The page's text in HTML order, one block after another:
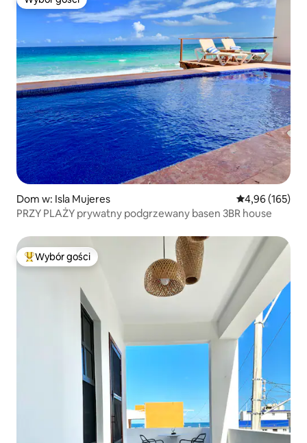
Wybór gości
Dom w: Isla Mujeres Średnia
4,96 (165)
PRZY PLAŻY prywatny podgrzewany basen 3BR house
Najpopularniejsze z kategorii Wybór gości
Wybór gości